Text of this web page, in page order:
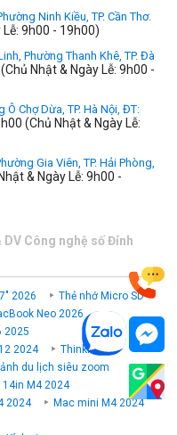
Ninh Kiều, TP. Cần Thơ.
Lễ: 9h00 - 19h00)
Phường Thanh Khê, TP. Đà
Nhật & Ngày Lễ: 9h00 -
Ô Chợ Dừa, TP. Hà Nội, ĐT:
(Chủ Nhật & Ngày Lễ:
Gia Viên, TP. Hải Phòng,
& Ngày Lễ: 9h00 -
Công nghệ số Đỉnh
2026
Thẻ nhớ Micro SD
Neo 2026
2025
2024
ThinkPad P
ảnh du lịch siêu zoom
14in M4 2024
2024
Mac mini M4 2024